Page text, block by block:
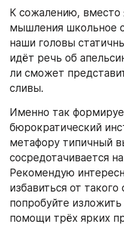
К сожалению, вместо
мышления школьное
наши головы
идёт речь об
ли сможет
сливы.
Именно так
бюрократический
метафору типичный
сосредотачивается
Рекомендую
избавиться от
попробуйте
помощи трёх ярких